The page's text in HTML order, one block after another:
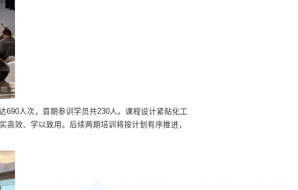
690人次，首期参训学员共230人。课程设计紧贴化工
效、学以致用。后续两期培训将按计划有序推进，